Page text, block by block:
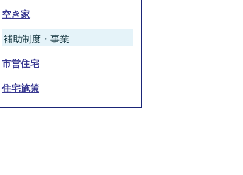
空き家
補助制度・事業
市営住宅
住宅施策